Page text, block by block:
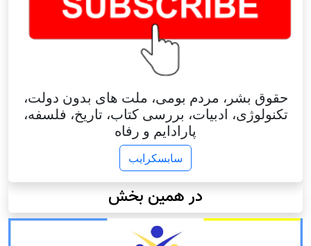
حقوق بشر، مردم بومی، ملت های بدون دولت،
تکنولوژی، ادبیات، بررسی کتاب، تاریخ، فلسفه،
پارادایم و رفاه
سابسکرایب
در همین بخش